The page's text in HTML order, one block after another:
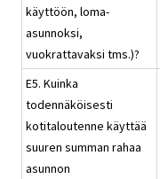
käyttöön, loma-
asunnoksi,
vuokrattavaksi tms.)?
E5. Kuinka
todennäköisesti
kotitaloutenne käyttää
suuren summan rahaa
asunnon